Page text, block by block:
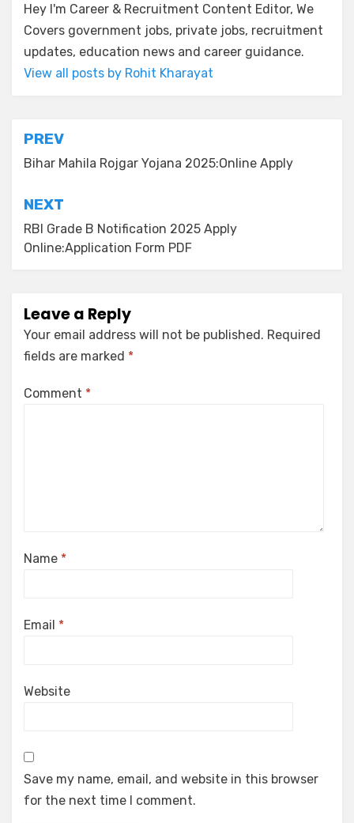
Hey I'm Career & Recruitment Content Editor, We
Covers government jobs, private jobs, recruitment
updates, education news and career guidance.
View all posts by Rohit Kharayat
PREV
Bihar Mahila Rojgar Yojana 2025:Online Apply
NEXT
RBI Grade B Notification 2025 Apply
Online:Application Form PDF
Leave a Reply
Your email address will not be published. Required
fields are marked *
Comment *
Name *
Email *
Website
Save my name, email, and website in this browser
for the next time I comment.